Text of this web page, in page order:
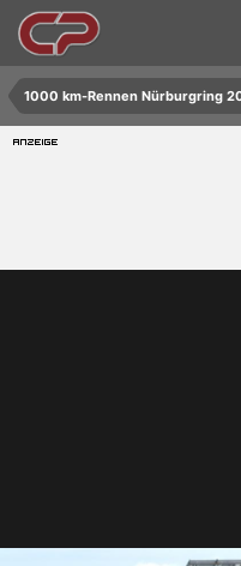
1000 km-Rennen Nürburgring